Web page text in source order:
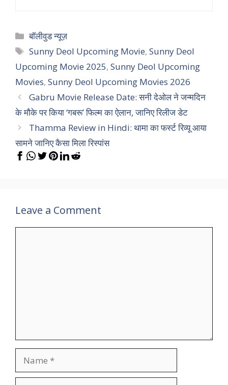
Categories
बॉलीवुड न्यूज़
Tags
Sunny Deol Upcoming Movie,Sunny Deol
Upcoming Movie 2025, Sunny Deol Upcoming
Movies, Sunny Deol Upcoming Movies 2026
Gabru Movie Release Date: सनी देओल ने जन्मदिन
के मौके पर किया ‘गबरू’ फिल्म का ऐलान, जानिए रिलीज डेट
Thamma Review in Hindi: थामा का फर्स्ट रिव्यू आया
सामने जानिए कैसा मिला रिस्पांस
Leave a Comment